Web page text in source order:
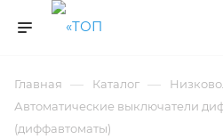
Главная — Каталог —
Автоматические выключатели
(диффавтоматы)